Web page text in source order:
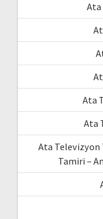
Ata
Ata
Ata
Ata Televizyon
Tamiri –